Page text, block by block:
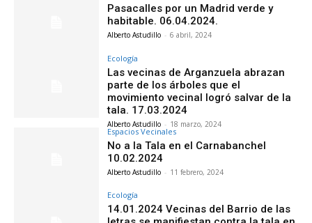
Pasacalles por un Madrid verde y
habitable. 06.04.2024.
Alberto Astudillo - 6 abril, 2024
Ecología
Las vecinas de Arganzuela abrazan
parte de los árboles que el
movimiento vecinal logró salvar de la
tala. 17.03.2024
Alberto Astudillo - 18 marzo, 2024
Espacios Vecinales
No a la Tala en el Carnabanchel
10.02.2024
Alberto Astudillo - 11 febrero, 2024
Ecología
14.01.2024 Vecinas del Barrio de las